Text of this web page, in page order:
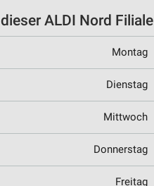
dieser ALDI Nord Filiale
Montag
Dienstag
Mittwoch
Donnerstag
Freitag